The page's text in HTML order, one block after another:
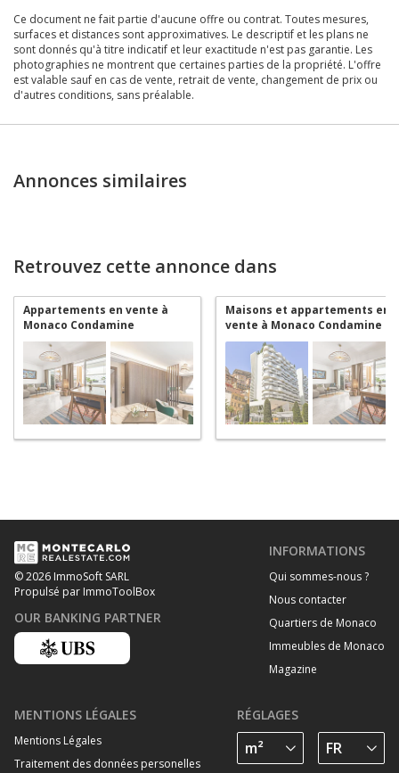
Ce document ne fait partie d'aucune offre ou contrat. Toutes mesures,
surfaces et distances sont approximatives. Le descriptif et les plans ne
sont donnés qu'à titre indicatif et leur exactitude n'est pas garantie. Les
photographies ne montrent que certaines parties de la propriété. L'offre
est valable sauf en cas de vente, retrait de vente, changement de prix ou
d'autres conditions, sans préalable.
Annonces similaires
Retrouvez cette annonce dans
Appartements en vente à
Monaco Condamine
Maisons et appartements en
vente à Monaco Condamine
© 2026 ImmoSoft SARL
Propulsé par ImmoToolBox
OUR BANKING PARTNER
INFORMATIONS
Qui sommes-nous ?
Nous contacter
Quartiers de Monaco
Immeubles de Monaco
Magazine
MENTIONS LÉGALES
Mentions Légales
Traitement des données personelles
RÉGLAGES